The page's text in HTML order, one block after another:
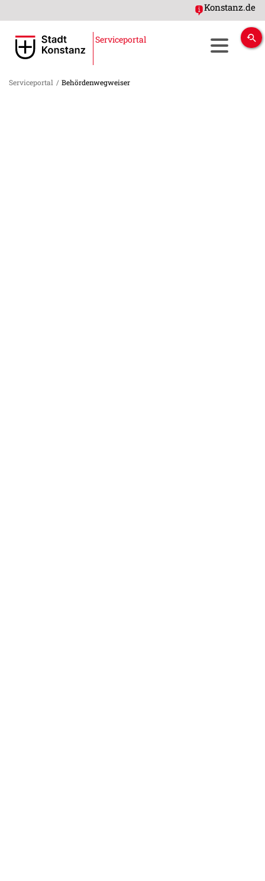
Konstanz.de
Serviceportal
Serviceportal / Behördenwegweiser